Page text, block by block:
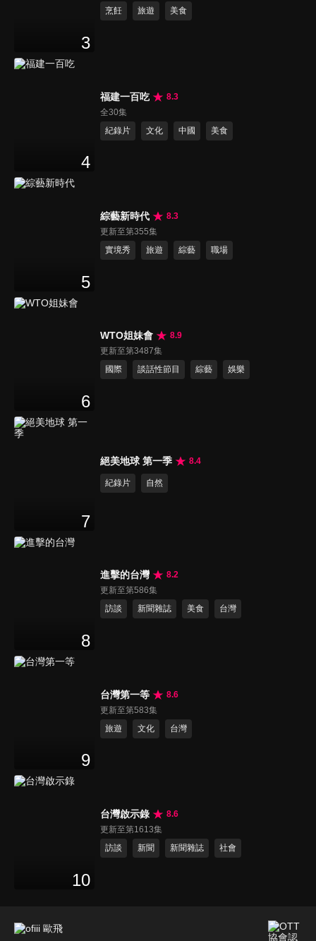
3
烹飪
旅遊 美食
4
福建一百吃
8.3
全30集
紀錄片
文化 中國 美食
5
綜藝新時代
8.3
更新至第355集
實境秀
旅遊 綜藝 職場
6
WTO姐妹會
8.9
更新至第3487集
國際
談話性節目 綜藝 娛樂
7
絕美地球 第一季 8.4
紀錄片 自然
8
進擊的台灣
8.2
更新至第586集
訪談
新聞雜誌 美食 台灣
9
台灣第一等
8.6
更新至第583集
旅遊
文化 台灣
10
台灣啟示錄
8.6
更新至第1613集
訪談
新聞 新聞雜誌 社會